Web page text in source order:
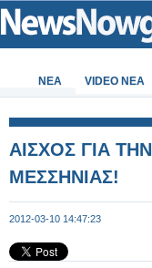
ΝΕΑ VIDEO NEA
ΑΙΣΧΟΣ ΓΙΑ
ΜΕΣΣΗΝΙΑΣ!
2012-03-10 14:47:23